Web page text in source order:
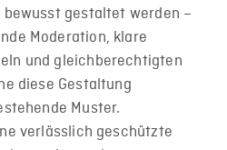
gestaltet werden –
Moderation, klare
und gleichberechtigten
diese Gestaltung
Muster.
verlässlich geschützte